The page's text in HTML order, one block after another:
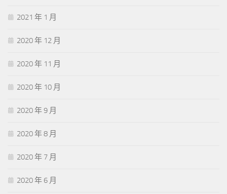
2021 年 1 月
2020 年 12 月
2020 年 11 月
2020 年 10 月
2020 年 9 月
2020 年 8 月
2020 年 7 月
2020 年 6 月